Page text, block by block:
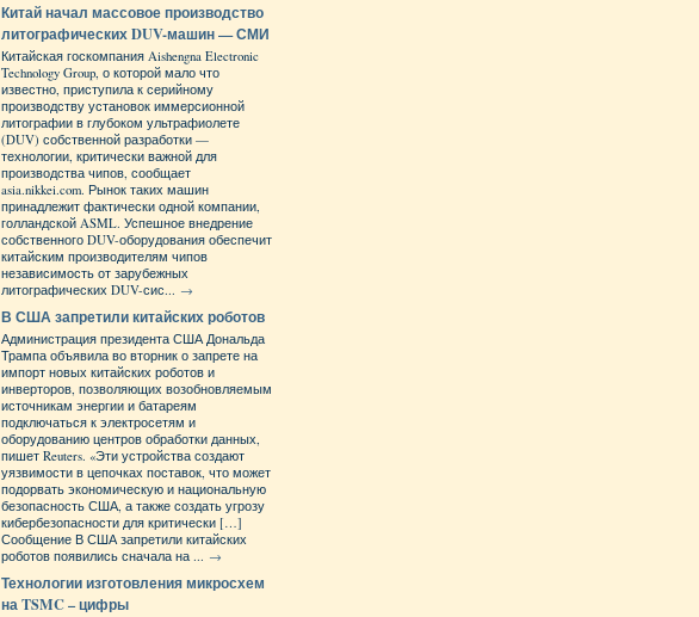
Китай начал массовое производство
литографических DUV-машин — СМИ
Китайская госкомпания Aishengna Electronic
Technology Group, о которой мало что
известно, приступила к серийному
производству установок иммерсионной
литографии в глубоком ультрафиолете
(DUV) собственной разработки —
технологии, критически важной для
производства чипов, сообщает
asia.nikkei.com. Рынок таких машин
принадлежит фактически одной компании,
голландской ASML. Успешное внедрение
собственного DUV-оборудования обеспечит
китайским производителям чипов
независимость от зарубежных
литографических DUV-сис... →
В США запретили китайских роботов
Администрация президента США Дональда
Трампа объявила во вторник о запрете на
импорт новых китайских роботов и
инверторов, позволяющих возобновляемым
источникам энергии и батареям
подключаться к электросетям и
оборудованию центров обработки данных,
пишет Reuters. «Эти устройства создают
уязвимости в цепочках поставок, что может
подорвать экономическую и национальную
безопасность США, а также создать угрозу
кибербезопасности для критически […]
Сообщение В США запретили китайских
роботов появились сначала на ... →
Технологии изготовления микросхем
на TSMC – цифры